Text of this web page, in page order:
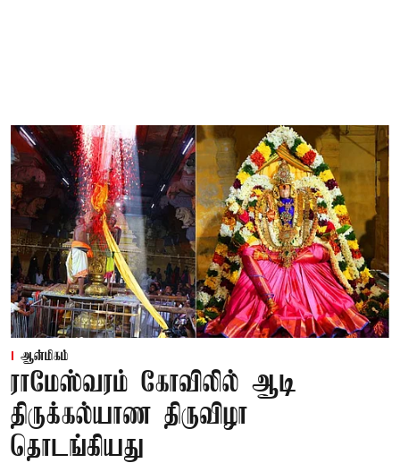
ஆன்மிகம்
ராமேஸ்வரம் கோவிலில் ஆடி
திருக்கல்யாண திருவிழா
தொடங்கியது